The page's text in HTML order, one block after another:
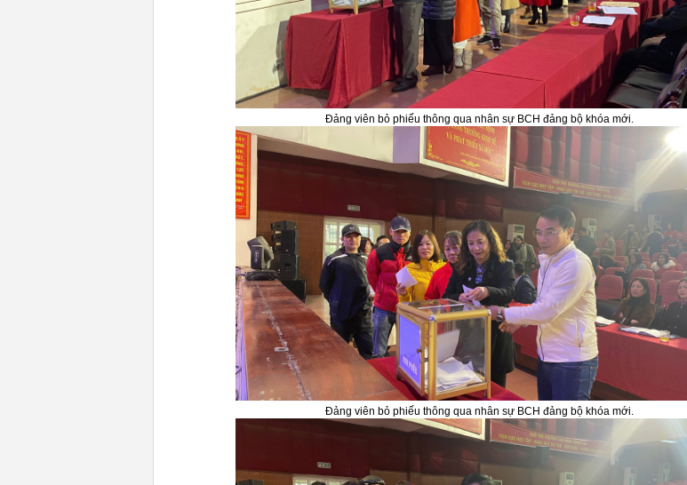
Đảng viên bỏ phiếu thông qua nhân sự BCH đảng bộ khóa mới.
Đảng viên bỏ phiếu thông qua nhân sự BCH đảng bộ khóa mới.